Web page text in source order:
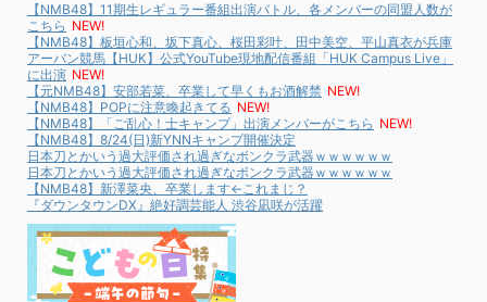
【NMB48】11期生レギュラー番組出演バトル、各メンバーの同盟人数が
こちら NEW!
【NMB48】板垣心和、坂下真心、桜田彩叶、田中美空、平山真衣が兵庫
アーバン競馬【HUK】公式YouTube現地配信番組「HUK Campus Live」
に出演 NEW!
【元NMB48】安部若菜、卒業して早くもお酒解禁 NEW!
【NMB48】POPに注意喚起きてる NEW!
【NMB48】「ご乱心！士キャンプ」出演メンバーがこちら NEW!
【NMB48】8/24(日)新YNNキャンプ開催決定
日本刀とかいう過大評価され過ぎなボンクラ武器ｗｗｗｗｗｗ
日本刀とかいう過大評価され過ぎなボンクラ武器ｗｗｗｗｗｗ
【NMB48】新澤菜央、卒業します←これまじ？
『ダウンタウンDX』絶好調芸能人 渋谷凪咲が活躍